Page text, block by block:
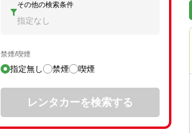
その他の検索条件
指定なし
禁煙/喫煙
指定無し 禁煙 喫煙
レンタカーを検索する